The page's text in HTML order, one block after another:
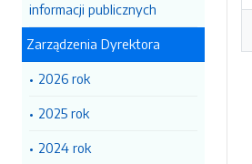
informacji publicznych
Zarządzenia Dyrektora
2026 rok
2025 rok
2024 rok